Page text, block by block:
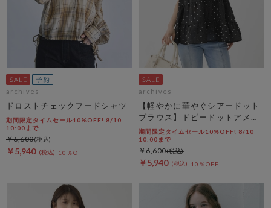
archives
ドロストチェックフードシャツ
期間限定タイムセール10%OFF! 8/10
10:00まで
￥5,940 10％OFF
￥6,600
archives
【軽やかに華やぐシアードット
ブラウス】ドビードットアメス
リティアードブラウス
期間限定タイムセール10%OFF! 8/10
10:00まで
￥5,940 10％OFF
￥6,600